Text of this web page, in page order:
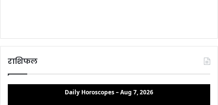
राशिफल